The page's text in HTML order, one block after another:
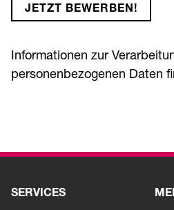
JETZT BEWERBEN!
Informationen zur
personenbezogenen Daten
SERVICES